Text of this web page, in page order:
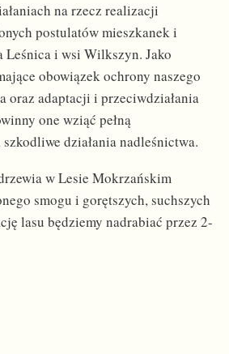
na rzecz realizacji
postulatów mieszkanek i
Leśnica i wsi Wilkszyn. Jako
obowiązek ochrony naszego
oraz adaptacji i przeciwdziałania
one wziąć pełną
działania nadleśnictwa.
w Lesie Mokrzańskim
smogu i gorętszych, suchszych
lasu będziemy nadrabiać przez 2-